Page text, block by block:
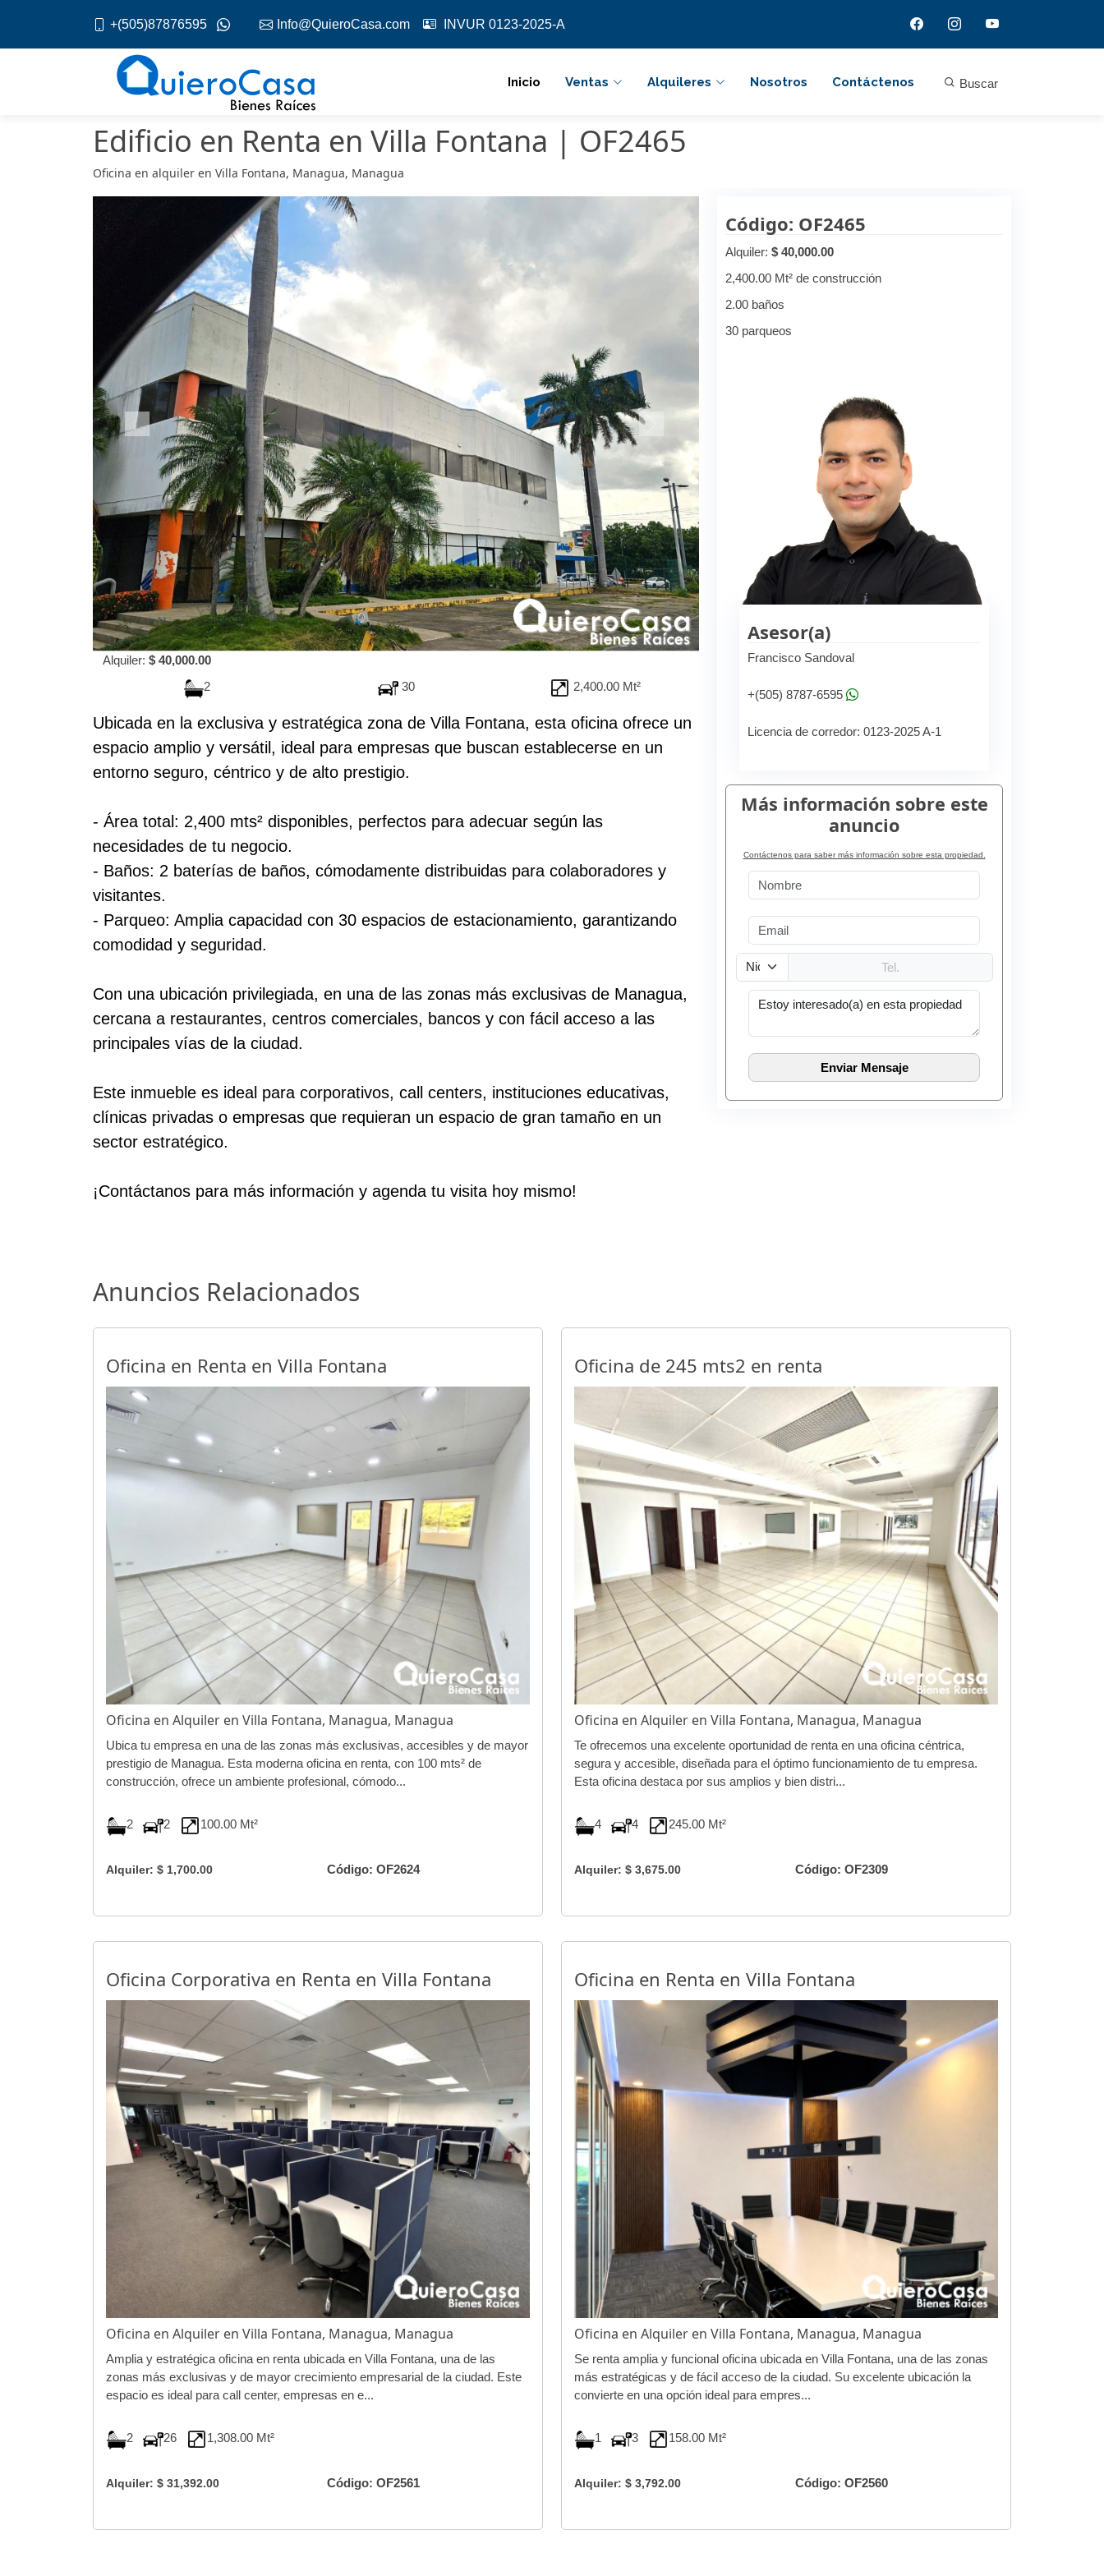
+(505)87876595 Info@QuieroCasa.com INVUR 0123-2025-A
Inicio Ventas Alquileres Nosotros Contáctenos Buscar
Edificio en Renta en Villa Fontana | OF2465
Oficina en alquiler en Villa Fontana, Managua, Managua
Alquiler: $ 40,000.00
2
30 2,400.00 Mt²
Ubicada en la exclusiva y estratégica zona de Villa Fontana, esta oficina ofrece un
espacio amplio y versátil, ideal para empresas que buscan establecerse en un
entorno seguro, céntrico y de alto prestigio.
- Área total: 2,400 mts² disponibles, perfectos para adecuar según las
necesidades de tu negocio.
- Baños: 2 baterías de baños, cómodamente distribuidas para colaboradores y
visitantes.
- Parqueo: Amplia capacidad con 30 espacios de estacionamiento, garantizando
comodidad y seguridad.
Con una ubicación privilegiada, en una de las zonas más exclusivas de Managua,
cercana a restaurantes, centros comerciales, bancos y con fácil acceso a las
principales vías de la ciudad.
Este inmueble es ideal para corporativos, call centers, instituciones educativas,
clínicas privadas o empresas que requieran un espacio de gran tamaño en un
sector estratégico.
¡Contáctanos para más información y agenda tu visita hoy mismo!
Código: OF2465
Alquiler:$ 40,000.00
2,400.00 Mt² de construcción
2.00 baños
30 parqueos
Asesor(a)
Francisco Sandoval
+(505) 8787-6595
Licencia de corredor: 0123-2025 A-1
Más información sobre este
anuncio
Contáctenos para saber más información sobre esta propiedad.
Anuncios Relacionados
Oficina en Renta en Villa Fontana
Oficina en Alquiler en Villa Fontana, Managua, Managua
Ubica tu empresa en una de las zonas más exclusivas, accesibles y de mayor
prestigio de Managua. Esta moderna oficina en renta, con 100 mts² de
construcción, ofrece un ambiente profesional, cómodo...
2 2 100.00 Mt²
Alquiler: $ 1,700.00 Código: OF2624
Oficina de 245 mts2 en renta
Oficina en Alquiler en Villa Fontana, Managua, Managua
Te ofrecemos una excelente oportunidad de renta en una oficina céntrica,
segura y accesible, diseñada para el óptimo funcionamiento de tu empresa.
Esta oficina destaca por sus amplios y bien distri...
4 4 245.00 Mt²
Alquiler: $ 3,675.00 Código: OF2309
Oficina Corporativa en Renta en Villa Fontana
Oficina en Alquiler en Villa Fontana, Managua, Managua
Amplia y estratégica oficina en renta ubicada en Villa Fontana, una de las
zonas más exclusivas y de mayor crecimiento empresarial de la ciudad. Este
espacio es ideal para call center, empresas en e...
2 26 1,308.00 Mt²
Alquiler: $ 31,392.00 Código: OF2561
Oficina en Renta en Villa Fontana
Oficina en Alquiler en Villa Fontana, Managua, Managua
Se renta amplia y funcional oficina ubicada en Villa Fontana, una de las zonas
más estratégicas y de fácil acceso de la ciudad. Su excelente ubicación la
convierte en una opción ideal para empres...
1 3 158.00 Mt²
Alquiler: $ 3,792.00 Código: OF2560